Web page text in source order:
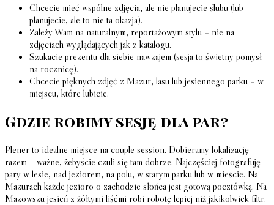
Chcecie mieć wspólne zdjęcia, ale nie planujecie ślubu (lub
planujecie, ale to nie ta okazja).
Zależy Wam na naturalnym, reportażowym stylu – nie na
zdjęciach wyglądających jak z katalogu.
Szukacie prezentu dla siebie nawzajem (sesja to świetny pomysł
na rocznicę).
Chcecie pięknych zdjęć z Mazur, lasu lub jesiennego parku – w
miejscu, które lubicie.
Gdzie robimy sesję dla par?
Plener to idealne miejsce na couple session. Dobieramy lokalizację
razem – ważne, żebyście czuli się tam dobrze. Najczęściej fotografuję
pary w lesie, nad jeziorem, na polu, w starym parku lub w mieście. Na
Mazurach każde jezioro o zachodzie słońca jest gotową pocztówką. Na
Mazowszu jesień z żółtymi liśćmi robi robotę lepiej niż jakikolwiek filtr.